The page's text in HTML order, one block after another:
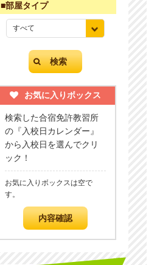
■部屋タイプ
お気に入りボックス
検索した合宿免許教習所
の『入校日カレンダー』
から入校日を選んでクリ
ック！
お気に入りボックスは空で
す。